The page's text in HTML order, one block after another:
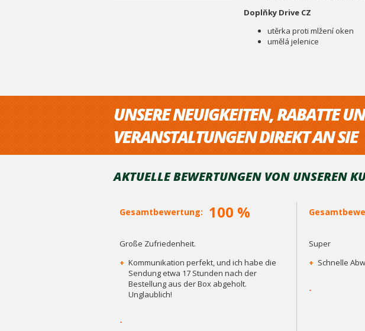
Doplňky Drive CZ
utěrka proti mlžení oken
umělá jelenice
UNSERE NEUIGKEITEN, RABATTE
VERANSTALTUNGEN DIREKT AN SIE
AKTUELLE BEWERTUNGEN VON UNSEREN
Gesamtbewertung: 100 %
Große Zufriedenheit.
+ Kommunikation perfekt, und ich habe die
Sendung etwa 17 Stunden nach der
Bestellung aus der Box abgeholt.
Unglaublich!
-
Super
+ Schnelle
-